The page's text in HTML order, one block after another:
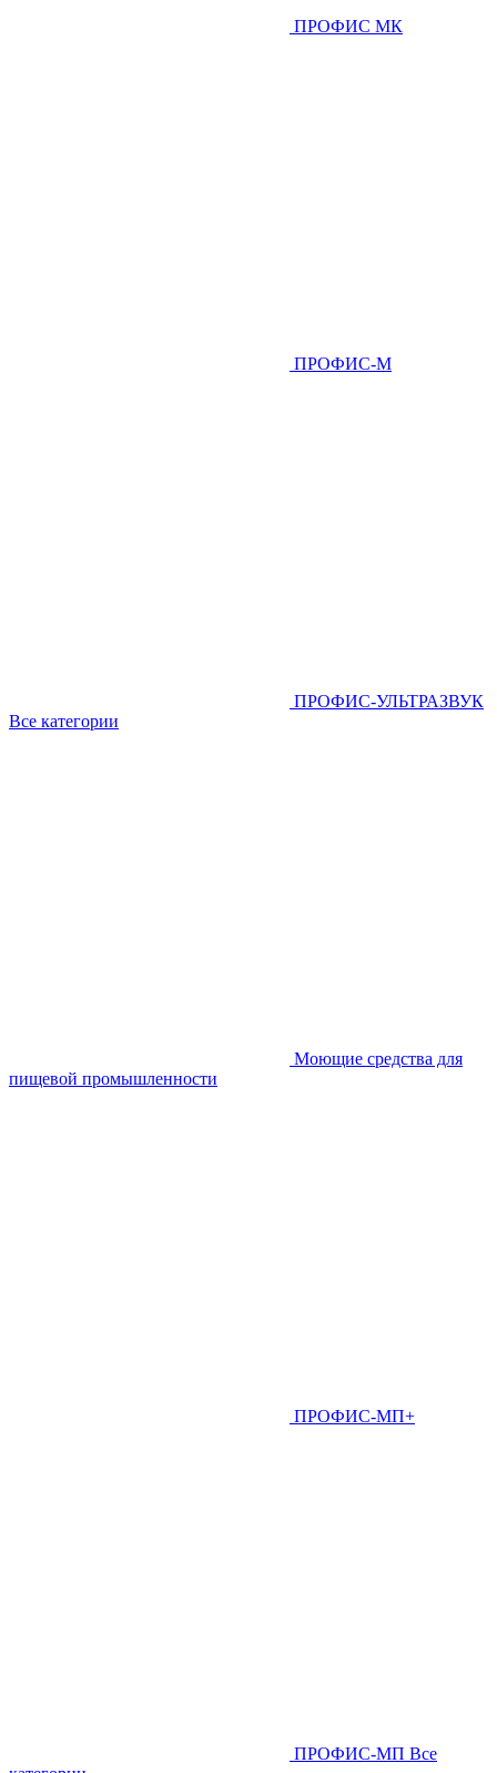
ПРОФИС МК
ПРОФИС-М
ПРОФИС-УЛЬТРАЗВУК
Все категории
Моющие средства для
пищевой промышленности
ПРОФИС-МП+
ПРОФИС-МП Все